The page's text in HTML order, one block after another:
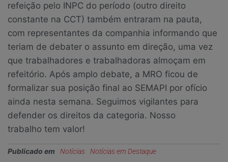
refeição pelo INPC do período (outro direito
constante na CCT) também entraram na pauta,
com representantes da companhia informando que
teriam de debater o assunto em direção, uma vez
que trabalhadores e trabalhadoras almoçam em
refeitório. Após amplo debate, a MRO ficou de
formalizar sua posição final ao SEMAPI por ofício
ainda nesta semana. Seguimos vigilantes para
defender os direitos da categoria. Nosso
trabalho tem valor!
Publicado em Notícias Notícias em Destaque